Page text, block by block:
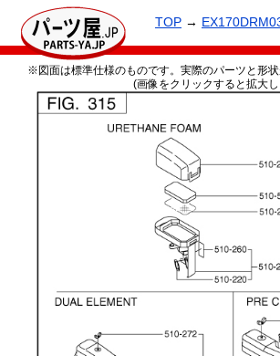
TOP →
※図面は標準仕様のものです。実際のパーツと形
(画像をクリックすると拡大